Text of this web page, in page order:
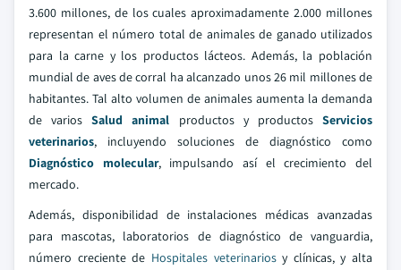
3.600 millones, de los cuales aproximadamente 2.000 millones
representan el número total de animales de ganado utilizados
para la carne y los productos lácteos. Además, la población
mundial de aves de corral ha alcanzado unos 26 mil millones de
habitantes. Tal alto volumen de animales aumenta la demanda
de variosSalud animal productos y productosServicios
veterinarios, incluyendo soluciones de diagnóstico como
Diagnóstico molecular, impulsando así el crecimiento del
mercado.
Además, disponibilidad de instalaciones médicas avanzadas
para mascotas, laboratorios de diagnóstico de vanguardia,
número creciente de Hospitales veterinariosy clínicas, y alta